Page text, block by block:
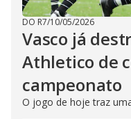
DO R7/10/05/2026
Vasco já
Athletico de
campeonato
O jogo de hoje traz